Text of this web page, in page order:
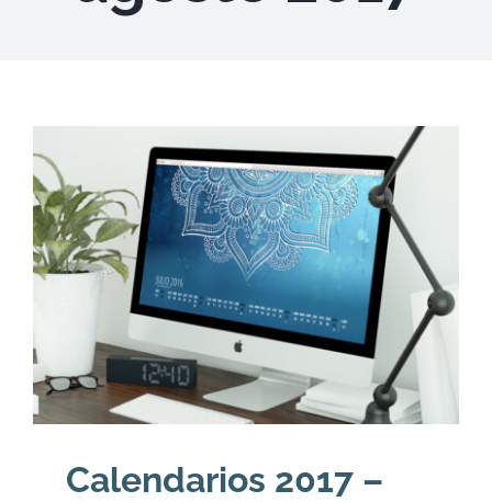
ARTÍCULOS
ACERCA
CONTACTO
Carrito
Calendarios 2017 –